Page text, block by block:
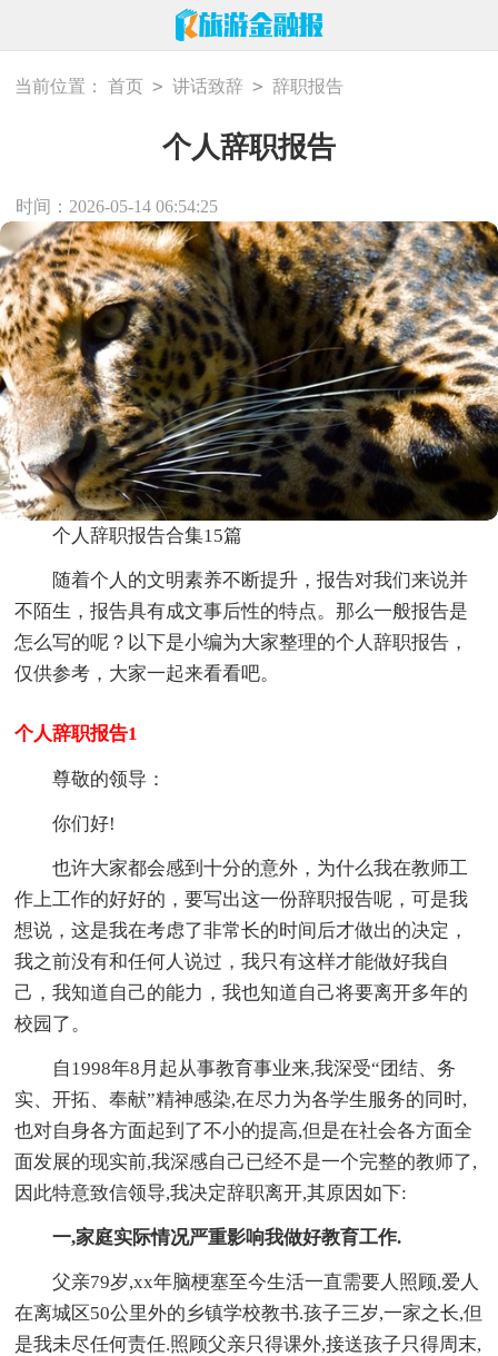
当前位置： 首页 > 讲话致辞 > 辞职报告
个人辞职报告
时间：2026-05-14 06:54:25
个人辞职报告合集15篇
随着个人的文明素养不断提升，报告对我们来说并
不陌生，报告具有成文事后性的特点。那么一般报告是
怎么写的呢？以下是小编为大家整理的个人辞职报告，
仅供参考，大家一起来看看吧。
个人辞职报告1
尊敬的领导：
你们好!
也许大家都会感到十分的意外，为什么我在教师工
作上工作的好好的，要写出这一份辞职报告呢，可是我
想说，这是我在考虑了非常长的时间后才做出的决定，
我之前没有和任何人说过，我只有这样才能做好我自
己，我知道自己的能力，我也知道自己将要离开多年的
校园了。
自1998年8月起从事教育事业来,我深受“团结、务
实、开拓、奉献”精神感染,在尽力为各学生服务的同时,
也对自身各方面起到了不小的提高,但是在社会各方面全
面发展的现实前,我深感自己已经不是一个完整的教师了,
因此特意致信领导,我决定辞职离开,其原因如下:
一,家庭实际情况严重影响我做好教育工作.
父亲79岁,xx年脑梗塞至今生活一直需要人照顾,爱人
在离城区50公里外的乡镇学校教书.孩子三岁,一家之长,但
是我未尽任何责任.照顾父亲只得课外,接送孩子只得周末,